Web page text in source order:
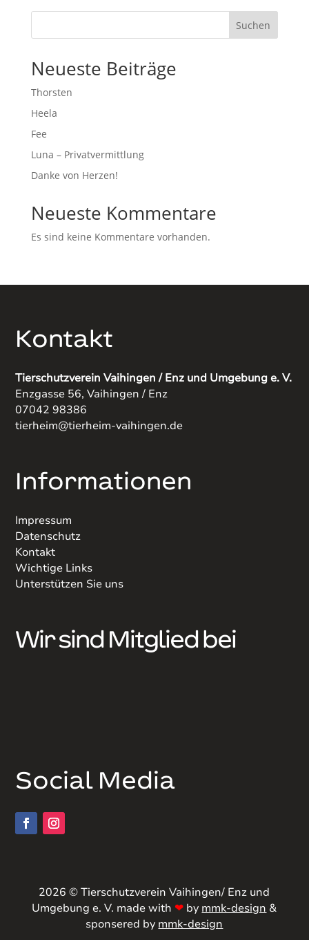
Suchen
Neueste Beiträge
Thorsten
Heela
Fee
Luna – Privatvermittlung
Danke von Herzen!
Neueste Kommentare
Es sind keine Kommentare vorhanden.
Kontakt
Tierschutzverein Vaihingen / Enz und Umgebung e. V.
Enzgasse 56, Vaihingen / Enz
07042 98386
tierheim@tierheim-vaihingen.de
Informationen
Impressum
Datenschutz
Kontakt
Wichtige Links
Unterstützen Sie uns
Wir sind Mitglied bei
Social Media
2026 © Tierschutzverein Vaihingen/ Enz und
Umgebung e. V. made with ❤ by mmk-design &
sponsered by mmk-design